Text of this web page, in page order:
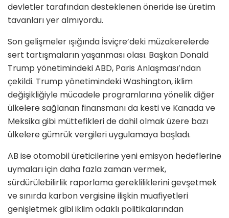
devletler tarafından desteklenen öneride ise üretim
tavanları yer almıyordu.
Son gelişmeler ışığında İsviçre’deki müzakerelerde
sert tartışmaların yaşanması olası. Başkan Donald
Trump yönetimindeki ABD, Paris Anlaşması’ndan
çekildi. Trump yönetimindeki Washington, iklim
değişikliğiyle mücadele programlarına yönelik diğer
ülkelere sağlanan finansmanı da kesti ve Kanada ve
Meksika gibi müttefikleri de dahil olmak üzere bazı
ülkelere gümrük vergileri uygulamaya başladı.
AB ise otomobil üreticilerine yeni emisyon hedeflerine
uymaları için daha fazla zaman vermek,
sürdürülebilirlik raporlama gerekliliklerini gevşetmek
ve sınırda karbon vergisine ilişkin muafiyetleri
genişletmek gibi iklim odaklı politikalarından